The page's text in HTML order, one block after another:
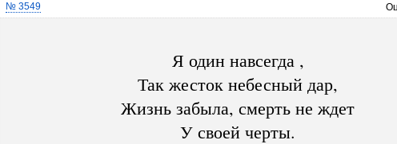
№ 3549
Я один навсегда ,
Так жесток небесный дар,
Жизнь забыла, смерть не ждет
У своей черты.